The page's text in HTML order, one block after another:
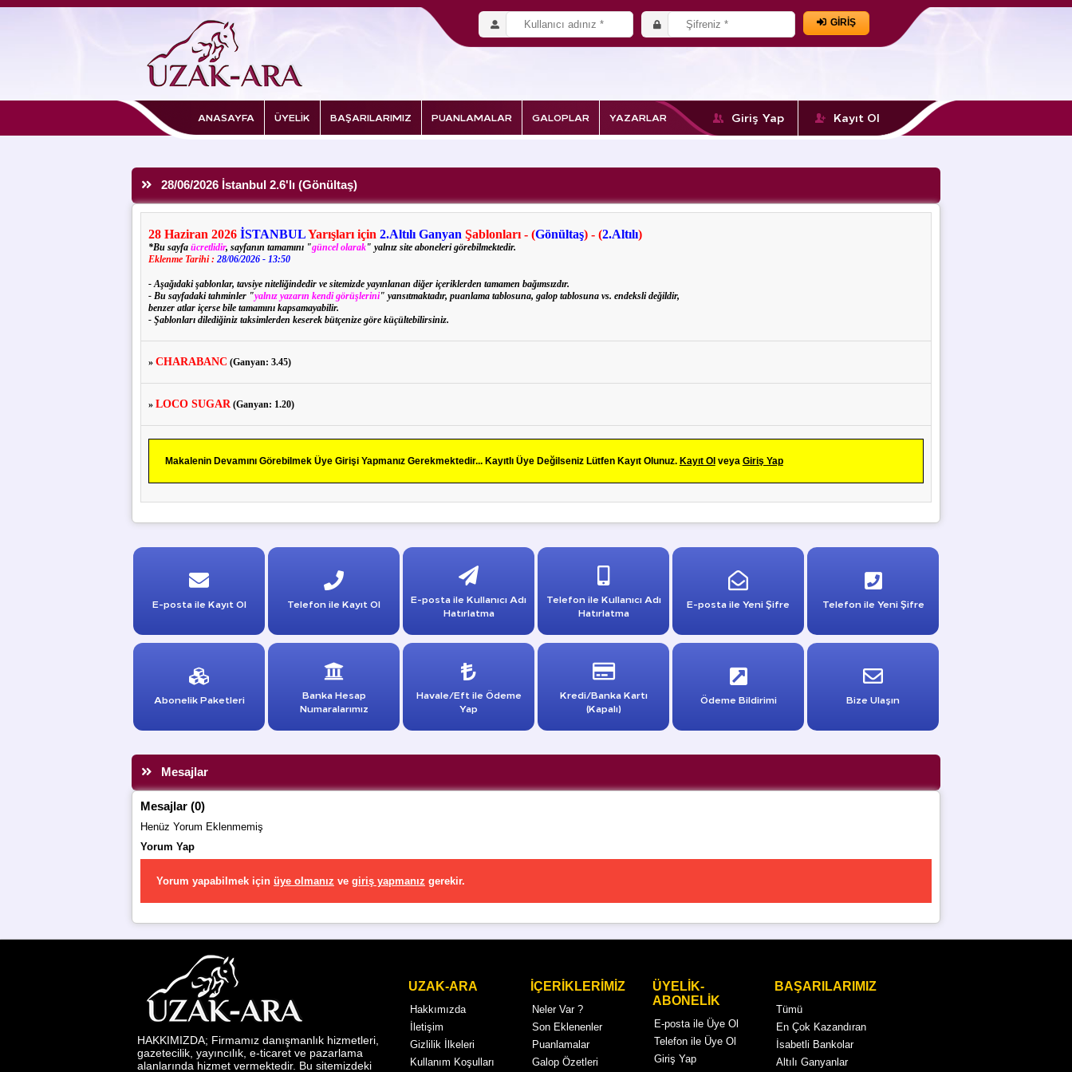
GİRİŞ
ANASAYFA ÜYELİK BAŞARILARIMIZ PUANLAMALAR GALOPLAR YAZARLAR Giriş Yap Kayıt Ol
28/06/2026 İstanbul 2.6'lı (Gönültaş)
28 Haziran 2026 İSTANBULYarışları için 2.Altılı Ganyan Şablonları - (Gönültaş) - (2.Altılı)
*Bu sayfa ücretlidir, sayfanın tamamını "güncel olarak" yalnız site aboneleri görebilmektedir.
Eklenme Tarihi : 28/06/2026 - 13:50
- Aşağıdaki şablonlar, tavsiye niteliğindedir ve sitemizde yayınlanan diğer içeriklerden tamamen bağımsızdır.
- Bu sayfadaki tahminler "yalnız yazarın kendi görüşlerini" yansıtmaktadır, puanlama tablosuna, galop tablosuna vs. endeksli değildir,
benzer atlar içerse bile tamamını kapsamayabilir.
- Şablonları dilediğiniz taksimlerden keserek bütçenize göre küçültebilirsiniz.
» CHARABANC (Ganyan: 3.45)
» LOCO SUGAR(Ganyan: 1.20)
Makalenin Devamını Görebilmek Üye Girişi Yapmanız Gerekmektedir... Kayıtlı Üye Değilseniz Lütfen Kayıt Olunuz. Kayıt Ol veya Giriş Yap
E-posta ile Kayıt Ol Telefon ile Kayıt Ol
E-posta ile Kullanıcı Adı
Hatırlatma
Telefon ile Kullanıcı Adı
Hatırlatma
E-posta ile Yeni Şifre Telefon ile Yeni Şifre
Abonelik Paketleri
Banka Hesap
Numaralarımız
Havale/Eft ile Ödeme
Yap
Kredi/Banka Kartı
(Kapalı)
Ödeme Bildirimi Bize Ulaşın
Mesajlar
Mesajlar (0)
Henüz Yorum Eklenmemiş
Yorum Yap
Yorum yapabilmek için üye olmanız ve giriş yapmanız gerekir.
HAKKIMIZDA; Firmamız danışmanlık hizmetleri,
gazetecilik, yayıncılık, e-ticaret ve pazarlama
alanlarında hizmet vermektedir. Bu sitemizdeki
UZAK-ARA
Hakkımızda
İletişim
Gizlilik İlkeleri
Kullanım Koşulları
İÇERİKLERİMİZ
Neler Var ?
Son Eklenenler
Puanlamalar
Galop Özetleri
ÜYELİK-
ABONELİK
E-posta ile Üye Ol
Telefon ile Üye Ol
Giriş Yap
BAŞARILARIMIZ
Tümü
En Çok Kazandıran
İsabetli Bankolar
Altılı Ganyanlar